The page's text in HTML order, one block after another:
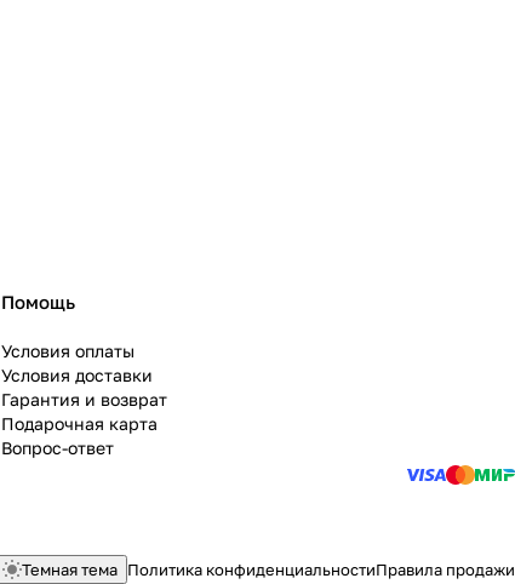
Помощь
Условия оплаты
Условия доставки
Гарантия и возврат
Подарочная карта
Вопрос-ответ
Темная тема Политика конфиденциальностиПравила продажи